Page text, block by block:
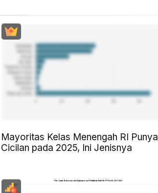
Mayoritas Kelas Menengah RI Punya
Cicilan pada 2025, Ini Jenisnya